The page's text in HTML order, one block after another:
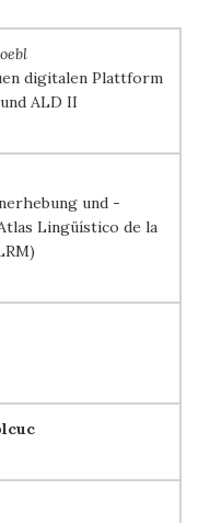
digitalen Plattform
ALD II
und -
Lingüístico de la